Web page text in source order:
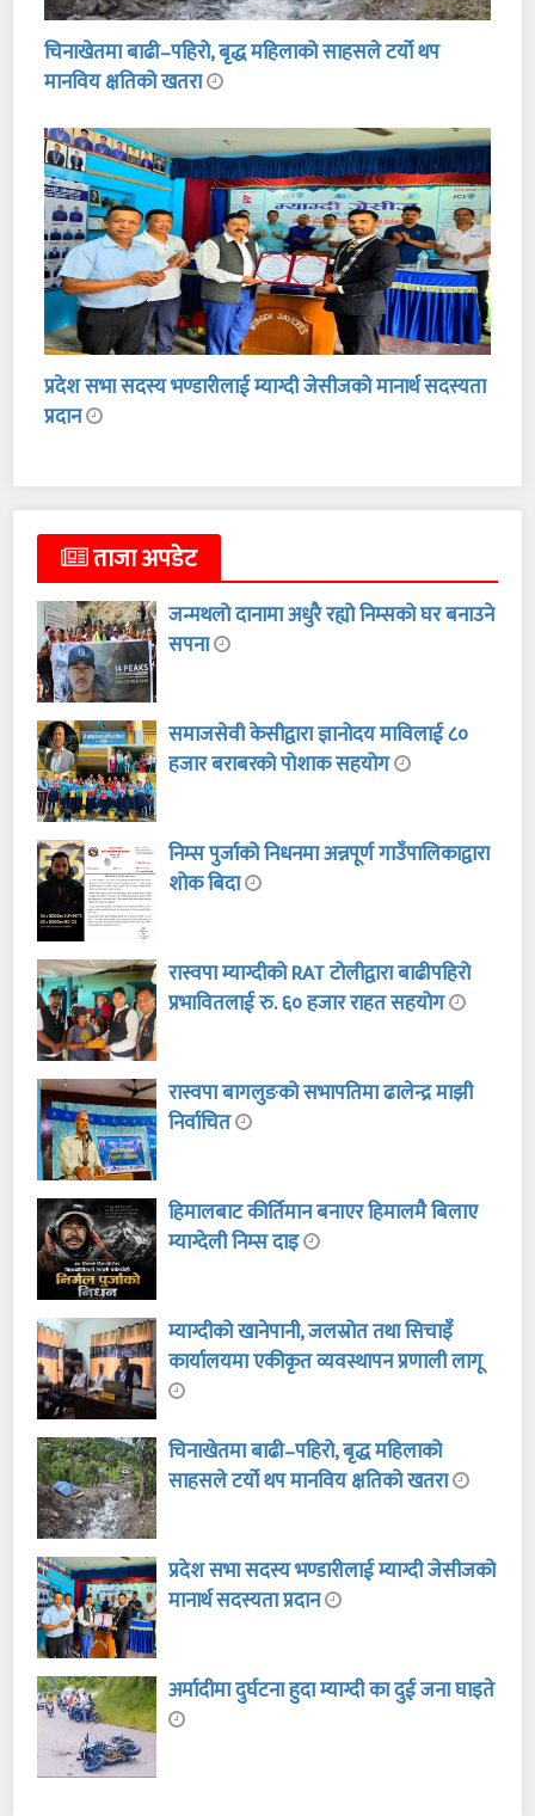
चिनाखेतमा बाढी–पहिरो, बृद्ध महिलाको साहसले टर्यो थप
मानविय क्षतिको खतरा
प्रदेश सभा सदस्य भण्डारीलाई म्याग्दी जेसीजको मानार्थ सदस्यता
प्रदान
ताजा अपडेट
जन्मथलो दानामा अधुरै रह्यो निम्सको घर बनाउने
सपना
समाजसेवी केसीद्वारा ज्ञानोदय माविलाई ८०
हजार बराबरको पोशाक सहयोग
निम्स पुर्जाको निधनमा अन्नपूर्ण गाउँपालिकाद्वारा
शोक बिदा
रास्वपा म्याग्दीको RAT टोलीद्वारा बाढीपहिरो
प्रभावितलाई रु. ६० हजार राहत सहयोग
रास्वपा बागलुङको सभापतिमा ढालेन्द्र माझी
निर्वाचित
हिमालबाट कीर्तिमान बनाएर हिमालमै बिलाए
म्याग्देली निम्स दाइ
म्याग्दीको खानेपानी, जलस्रोत तथा सिचाइँ
कार्यालयमा एकीकृत व्यवस्थापन प्रणाली लागू
चिनाखेतमा बाढी–पहिरो, बृद्ध महिलाको
साहसले टर्यो थप मानविय क्षतिको खतरा
प्रदेश सभा सदस्य भण्डारीलाई म्याग्दी जेसीजको
मानार्थ सदस्यता प्रदान
अर्मादीमा दुर्घटना हुदा म्याग्दी का दुई जना घाइते